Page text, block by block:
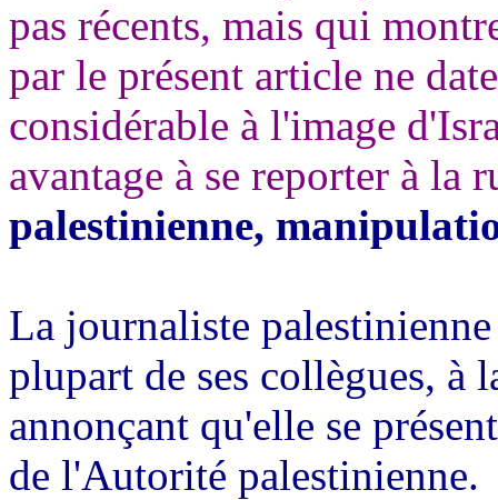
pas récents, mais qui
par le présent article ne
considérable à l'image
avantage à se reporter à la
palestinienne,
La journaliste
plupart de ses collègues, à
annonçant qu'elle se
de l'Autorité palestinienne.